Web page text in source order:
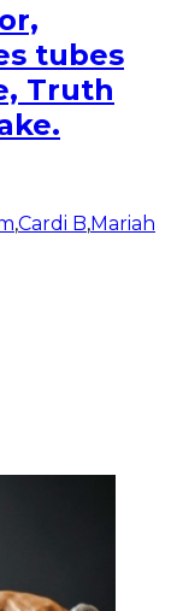
tubes
Truth
,Cardi B,Mariah